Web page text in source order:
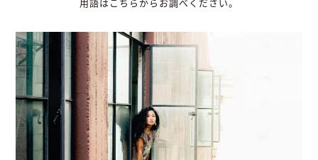
用語はこちらからお調べください。